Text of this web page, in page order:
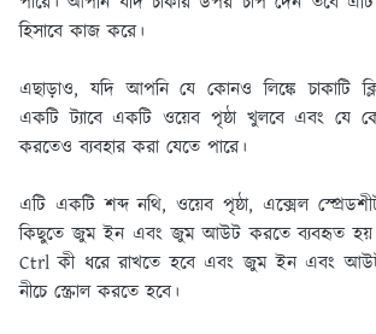
হিসাবে কাজ করে।
এছাড়াও, যদি আপনি যে কোনও লিঙ্কে চাকাটি
একটি ট্যাবে একটি ওয়েব পৃষ্ঠা খুলবে এবং যে
করতেও ব্যবহার করা যেতে পারে।
এটি একটি শব্দ নথি, ওয়েব পৃষ্ঠা, এক্সেল
কিছুতে জুম ইন এবং জুম আউট করতে ব্যবহৃত
Ctrl কী ধরে রাখতে হবে এবং জুম ইন এবং
নীচে স্ক্রোল করতে হবে।